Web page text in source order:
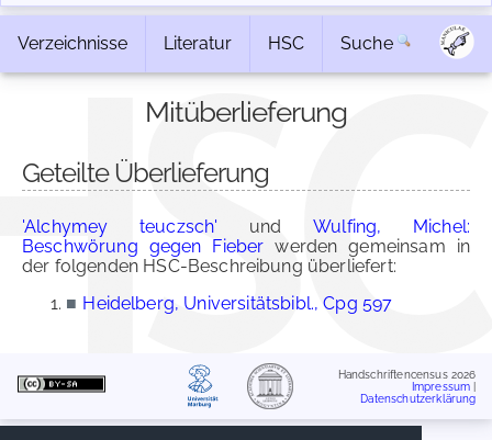
Verzeichnisse Literatur HSC Suche
Mitüberlieferung
Geteilte Überlieferung
'Alchymey teuczsch' undWulfing, Michel:
Beschwörung gegen Fieber werden gemeinsam in
der folgenden HSC-Beschreibung überliefert:
■ Heidelberg, Universitätsbibl., Cpg 597
Handschriftencensus 2026
Impressum
Datenschutzerklärung